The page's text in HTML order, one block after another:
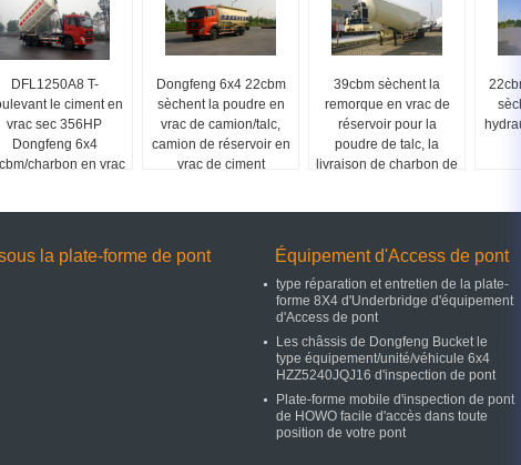
DFL1250A8 T-
le ciment en
vrac sec 356HP
Dongfeng 6x4
charbon en vrac
Dongfeng 6x4 22cbm
sèchent la poudre en
vrac de camion/talc,
camion de réservoir en
vrac de ciment
39cbm sèchent la
remorque en vrac de
réservoir pour la
poudre de talc, la
livraison de charbon de
la plate-forme de pont Équipement d'Access de pont
type réparation et entretien de la plate-
forme 8X4 d'Underbridge d'équipement
d'Access de pont
Les châssis de Dongfeng Bucket le
type équipement/unité/véhicule 6x4
HZZ5240JQJ16 d'inspection de pont
Plate-forme mobile d'inspection de pont
de HOWO facile d'accès dans toute
position de votre pont